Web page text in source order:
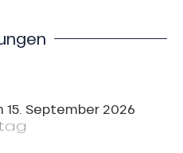
15. September 2026